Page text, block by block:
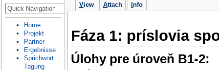
View Attach Info
Fáza 1: príslovia
Úlohy pre úroveň B1-2:
Home
Projekt
Partner
Ergebnisse
Sprichwort
Tagung